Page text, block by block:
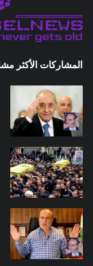
المشاركات الأكثر